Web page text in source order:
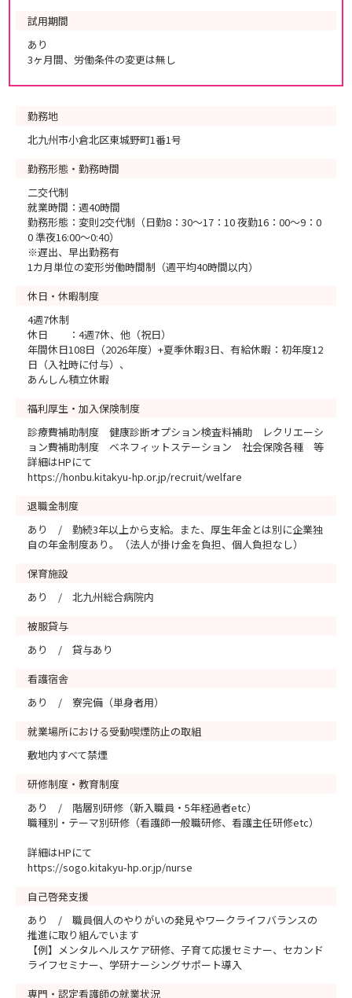
試用期間
あり
3ヶ月間、労働条件の変更は無し
勤務地
北九州市小倉北区東城野町1番1号
勤務形態・勤務時間
二交代制
就業時間：週40時間
勤務形態：変則2交代制（日勤8：30～17：10 夜勤16：00～9：0
0 準夜16:00～0:40）
※遅出、早出勤務有
1カ月単位の変形労働時間制（週平均40時間以内）
休日・休暇制度
4週7休制
休日 ：4週7休、他（祝日）
年間休日108日（2026年度）+夏季休暇3日、有給休暇：初年度12
日（入社時に付与）、
あんしん積立休暇
福利厚生・加入保険制度
診療費補助制度 健康診断オプション検査料補助 レクリエーシ
ョン費補助制度 ベネフィットステーション 社会保険各種 等
詳細はHPにて
https://honbu.kitakyu-hp.or.jp/recruit/welfare
退職金制度
あり / 勤続3年以上から支給。また、厚生年金とは別に企業独
自の年金制度あり。（法人が掛け金を負担、個人負担なし）
保育施設
あり / 北九州総合病院内
被服貸与
あり / 貸与あり
看護宿舎
あり / 寮完備（単身者用）
就業場所における受動喫煙防止の取組
敷地内すべて禁煙
研修制度・教育制度
あり / 階層別研修（新入職員・5年経過者etc）
職種別・テーマ別研修（看護師一般職研修、看護主任研修etc）
詳細はHPにて
https://sogo.kitakyu-hp.or.jp/nurse
自己啓発支援
あり / 職員個人のやりがいの発見やワークライフバランスの
推進に取り組んでいます
【例】メンタルヘルスケア研修、子育て応援セミナー、セカンド
ライフセミナー、学研ナーシングサポート導入
専門・認定看護師の就業状況